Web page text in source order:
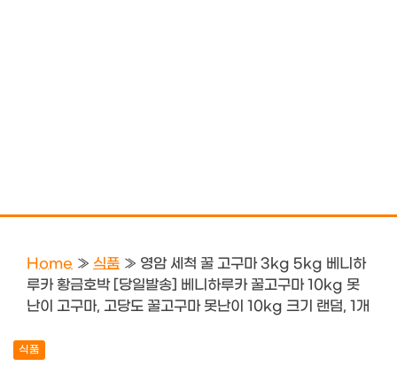
Home » 식품 » 영암 세척 꿀 고구마 3kg 5kg 베니하
루카 황금호박 [당일발송] 베니하루카 꿀고구마 10kg 못
난이 고구마, 고당도 꿀고구마 못난이 10kg 크기 랜덤, 1개
식품